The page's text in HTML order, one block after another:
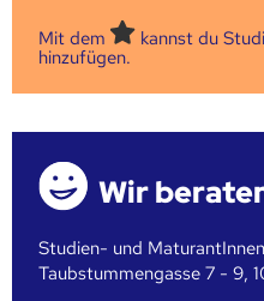
Mit dem
kannst du
hinzufügen.
Wir
Studien- und
Taubstummengasse 7 - 9,